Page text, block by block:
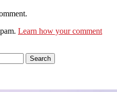
Learn how your comment
Search